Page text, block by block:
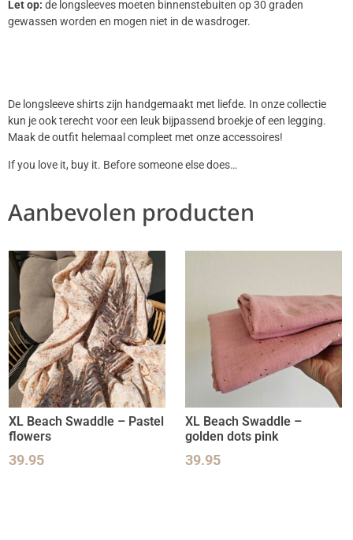
Let op: de longsleeves moeten binnenstebuiten op 30 graden
gewassen worden en mogen niet in de wasdroger.
De longsleeve shirts zijn handgemaakt met liefde. In onze collectie
kun je ook terecht voor een leuk bijpassend broekje of een legging.
Maak de outfit helemaal compleet met onze accessoires!
If you love it, buy it. Before someone else does…
Aanbevolen producten
XL Beach Swaddle – Pastel
flowers
39.95
XL Beach Swaddle –
golden dots pink
39.95